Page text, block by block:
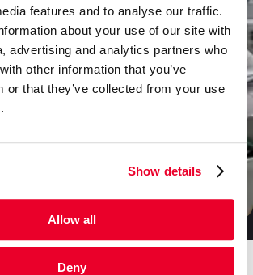
features and to analyse our traffic.
about your use of our site with
advertising and analytics partners who
other information that you’ve
or that they’ve collected from your use
Show details
Allow all
Deny